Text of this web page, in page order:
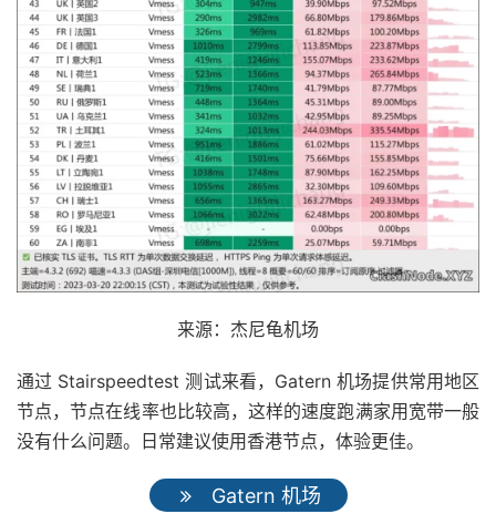
来源：杰尼龟机场
通过 Stairspeedtest 测试来看，Gatern 机场提供常用地区
节点，节点在线率也比较高，这样的速度跑满家用宽带一般
没有什么问题。日常建议使用香港节点，体验更佳。
Gatern 机场